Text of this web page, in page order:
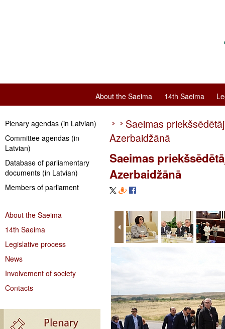
About the Saeima 14th Saeima
Plenary agendas (in Latvian)
Committee agendas (in
Latvian)
Database of parliamentary
documents (in Latvian)
Members of parliament
About the Saeima
14th Saeima
Legislative process
News
Involvement of society
Contacts
Saeimas
Azerbaidžānā
Saeimas
Azerbaidžānā